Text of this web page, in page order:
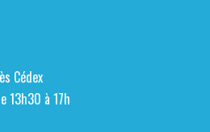
Cédex
13h30 à 17h